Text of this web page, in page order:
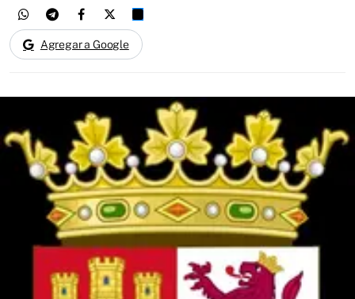
Agregar a Google